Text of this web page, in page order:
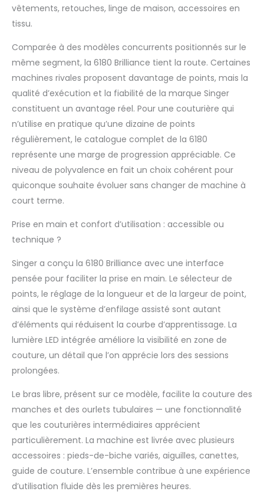
vêtements, retouches, linge de maison, accessoires en
tissu.
Comparée à des modèles concurrents positionnés sur le
même segment, la 6180 Brilliance tient la route. Certaines
machines rivales proposent davantage de points, mais la
qualité d’exécution et la fiabilité de la marque Singer
constituent un avantage réel. Pour une couturière qui
n’utilise en pratique qu’une dizaine de points
régulièrement, le catalogue complet de la 6180
représente une marge de progression appréciable. Ce
niveau de polyvalence en fait un choix cohérent pour
quiconque souhaite évoluer sans changer de machine à
court terme.
Prise en main et confort d’utilisation : accessible ou
technique ?
Singer a conçu la 6180 Brilliance avec une interface
pensée pour faciliter la prise en main. Le sélecteur de
points, le réglage de la longueur et de la largeur de point,
ainsi que le système d’enfilage assisté sont autant
d’éléments qui réduisent la courbe d’apprentissage. La
lumière LED intégrée améliore la visibilité en zone de
couture, un détail que l’on apprécie lors des sessions
prolongées.
Le bras libre, présent sur ce modèle, facilite la couture des
manches et des ourlets tubulaires — une fonctionnalité
que les couturières intermédiaires apprécient
particulièrement. La machine est livrée avec plusieurs
accessoires : pieds-de-biche variés, aiguilles, canettes,
guide de couture. L’ensemble contribue à une expérience
d’utilisation fluide dès les premières heures.